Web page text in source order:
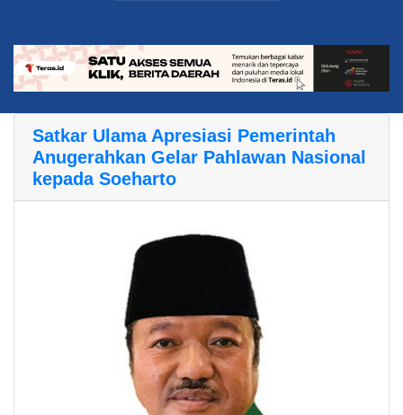
Satkar Ulama Apresiasi Pemerintah
Anugerahkan Gelar Pahlawan Nasional
kepada Soeharto